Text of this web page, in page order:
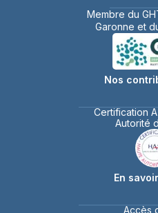
Membre du
Garonne et
Nos
Certification
Autorité
En
Accès